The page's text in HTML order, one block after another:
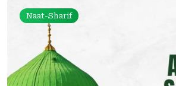
Naat-Sharif